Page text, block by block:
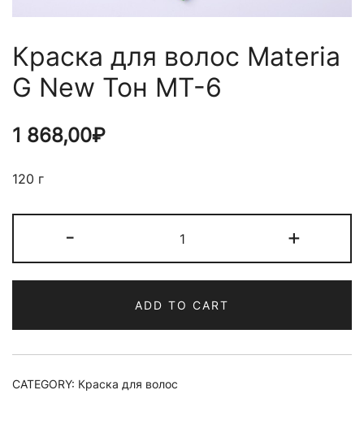
Краска для волос Materia
G New Тон MT-6
1 868,00₽
120 г
-
для
волос
G
New
Тон
+
ADD TO CART
CATEGORY: Краска для волос